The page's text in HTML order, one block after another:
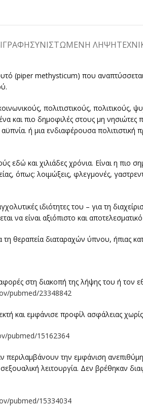
ΣΥΝΙΣΤΩΜΕΝΗ ΛΗΨΗ
(piper methysticum) που
πολιτιστικούς,
και πιο δημοφιλές στους μη
ή μια ενδιαφέρουσα
εδώ και χιλιάδες χρόνια. Είναι η
όπως: λοιμώξεις, φλεγμονές,
ιδιότητες του – για τη
να είναι αξιόπιστο και
τη θεραπεία διαταραχών ύπνου, ήπιας
στη διακοπή της λήψης του ή τον
pubmed/23348842
και εμφάνισε προφίλ ασφάλειας
pubmed/15162364
περιλαμβάνουν την εμφάνιση
σεξουαλική λειτουργία. Δεν βρέθηκαν
pubmed/15334034